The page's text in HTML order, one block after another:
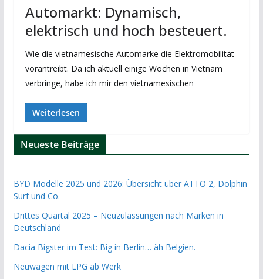
Automarkt: Dynamisch,
elektrisch und hoch besteuert.
Wie die vietnamesische Automarke die Elektromobilität
vorantreibt. Da ich aktuell einige Wochen in Vietnam
verbringe, habe ich mir den vietnamesischen
Weiterlesen
Neueste Beiträge
BYD Modelle 2025 und 2026: Übersicht über ATTO 2, Dolphin
Surf und Co.
Drittes Quartal 2025 – Neuzulassungen nach Marken in
Deutschland
Dacia Bigster im Test: Big in Berlin… äh Belgien.
Neuwagen mit LPG ab Werk